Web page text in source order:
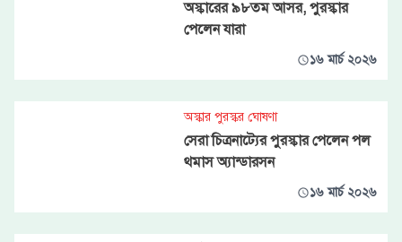
অস্কারের ৯৮তম আসর, পুরস্কার
পেলেন যারা
১৬ মার্চ ২০২৬
অস্কার পুরস্কর ঘোষণা
সেরা চিত্রনাট্যের পুরস্কার পেলেন পল
থমাস অ্যান্ডারসন
১৬ মার্চ ২০২৬